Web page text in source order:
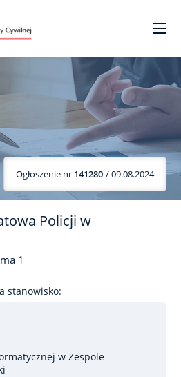
Ogłoszenie nr 141280 / 09.08.2024
Policji w
1
stanowisko:
w Zespole